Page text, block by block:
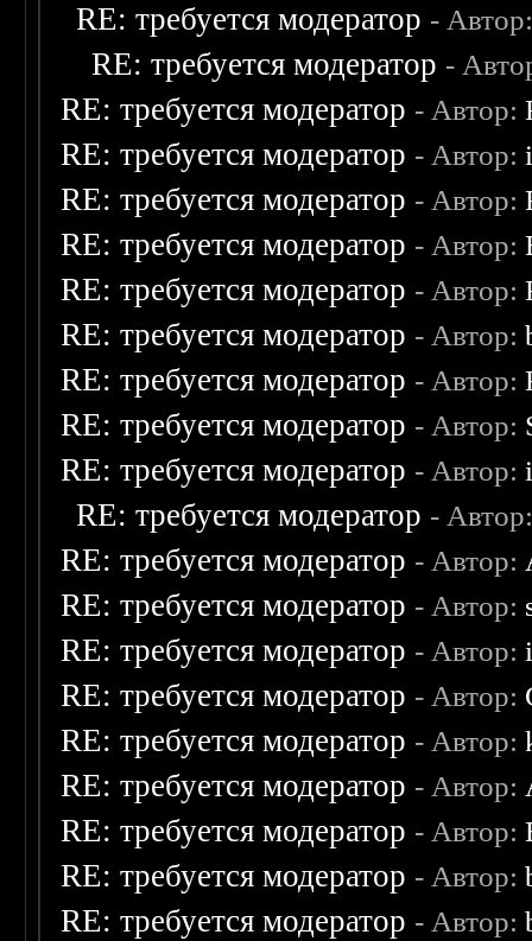
RE: требуется модератор -
RE: требуется модератор -
RE: требуется модератор - Автор:
RE: требуется модератор - Автор:
RE: требуется модератор - Автор:
RE: требуется модератор - Автор:
RE: требуется модератор - Автор:
RE: требуется модератор - Автор:
RE: требуется модератор - Автор:
RE: требуется модератор - Автор:
RE: требуется модератор - Автор:
RE: требуется модератор -
RE: требуется модератор - Автор:
RE: требуется модератор - Автор:
RE: требуется модератор - Автор:
RE: требуется модератор - Автор:
RE: требуется модератор - Автор:
RE: требуется модератор - Автор:
RE: требуется модератор - Автор:
RE: требуется модератор - Автор:
RE: требуется модератор - Автор: